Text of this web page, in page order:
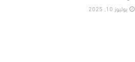
يوليوز 10, 2025